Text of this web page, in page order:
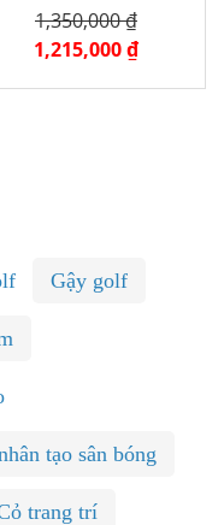
1,350,000 ₫
1,215,000 ₫
Gậy golf
tạo sân bóng
trang trí